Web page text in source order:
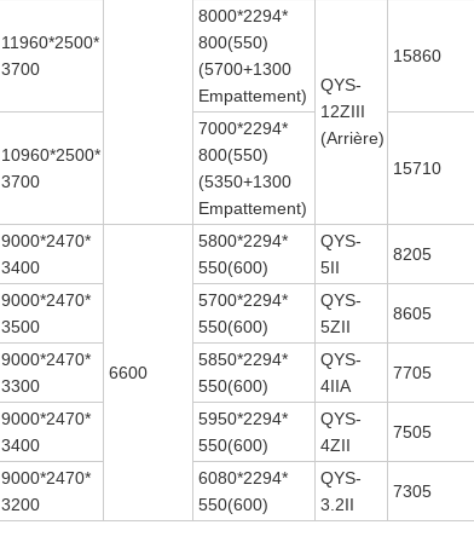
11960*2500*
3700
8000*2294*
800(550)
(5700+1300
Empattement)
QYS-
12ZIII
(Arrière)
15860
10960*2500*
3700
7000*2294*
800(550)
(5350+1300
Empattement)
15710
9000*2470*
3400
6600
5800*2294*
550(600)
QYS-
5II
8205
9000*2470*
3500
5700*2294*
550(600)
QYS-
5ZII
8605
9000*2470*
3300
5850*2294*
550(600)
QYS-
4IIA
7705
9000*2470*
3400
5950*2294*
550(600)
QYS-
4ZII
7505
9000*2470*
3200
6080*2294*
550(600)
QYS-
3.2II
7305